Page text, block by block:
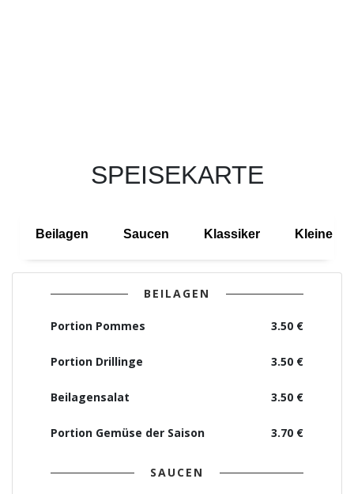
SPEISEKARTE
Beilagen Saucen Klassiker Kleine
BEILAGEN
3.50 €
Portion Pommes
3.50 €
Portion Drillinge
3.50 €
Beilagensalat
3.70 €
Portion Gemüse der Saison
SAUCEN